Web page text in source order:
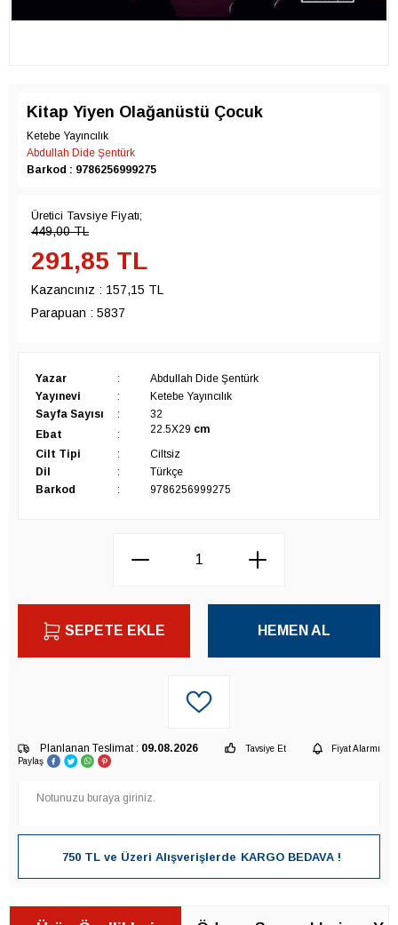
Kitap Yiyen Olağanüstü Çocuk
Ketebe Yayıncılık
Abdullah Dide Şentürk
Barkod : 9786256999275
Üretici Tavsiye Fiyatı;
449,00TL
291,85 TL
Kazancınız : 157,15 TL
Parapuan : 5837
Yazar :
Abdullah Dide Şentürk
Yayınevi
:
Ketebe Yayıncılık
Sayfa Sayısı
:
32
Ebat
: 22.5X29 cm
Cilt Tipi
:
Ciltsiz
Dil
:
Türkçe
Barkod
: 9786256999275
SEPETE EKLE HEMEN AL
Planlanan Teslimat : 09.08.2026 Tavsiye Et
Fiyat Alarmı
Paylaş
750 TL ve Üzeri Alışverişlerde KARGO BEDAVA !